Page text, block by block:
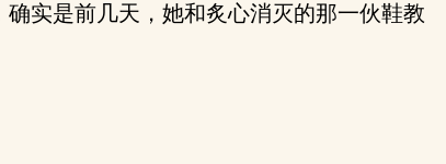
实是前几天，她和炙心消灭的那一伙鞋教